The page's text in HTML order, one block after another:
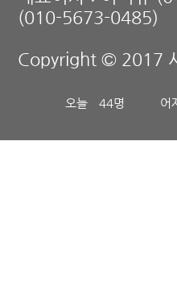
(010-5673-0485)
Copyright © 2017
오늘 44명 어